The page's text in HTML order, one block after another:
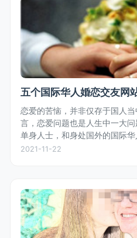
五个国际华人婚恋交友网
恋爱的苦恼，并非仅存于国人
言，恋爱问题也是人生中一大
单身人士，和身处国外的国际
半，小编为大家推荐一些适合结
2021-11-22